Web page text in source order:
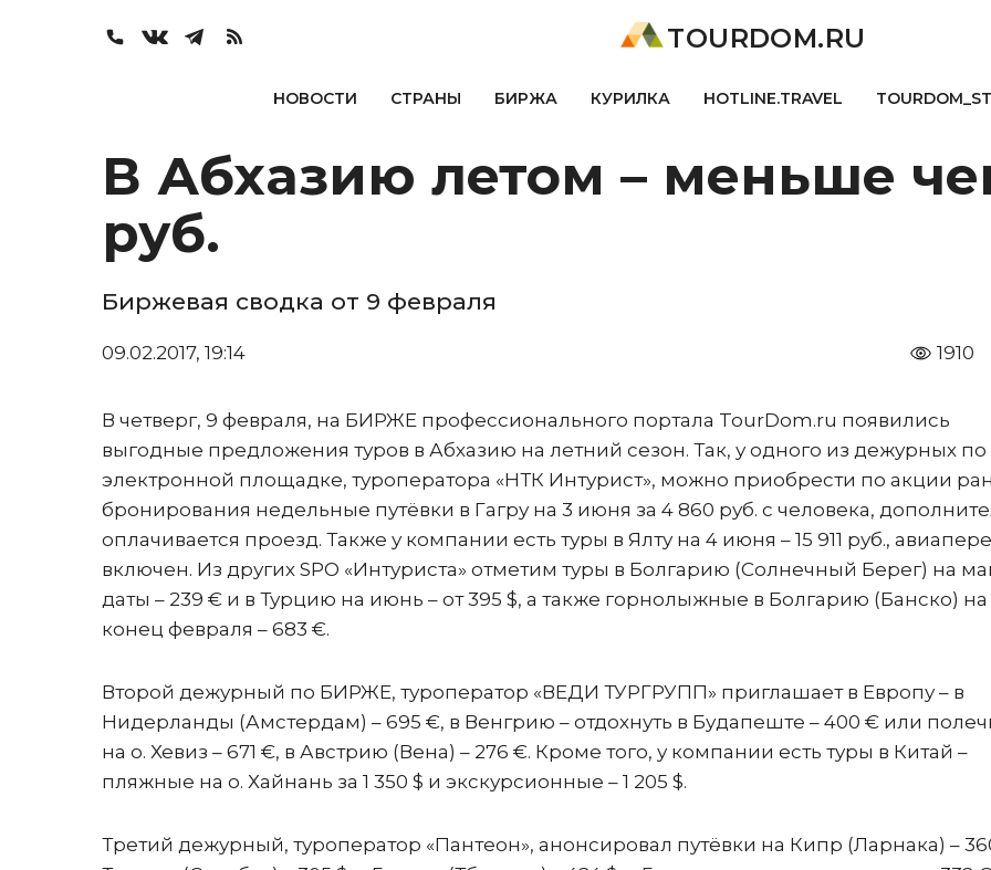
TOURDOM.RU
НОВОСТИ СТРАНЫ БИРЖА КУРИЛКА HOTLINE.TRAVEL
В Абхазию летом – меньше
руб.
Биржевая сводка от 9 февраля
09.02.2017, 19:14 1910
В четверг, 9 февраля, на БИРЖЕ профессионального портала TourDom.ru появились
выгодные предложения туров в Абхазию на летний сезон. Так, у одного из дежурных по
электронной площадке, туроператора «НТК Интурист», можно приобрести по акции
бронирования недельные путёвки в Гагру на 3 июня за 4 860 руб. с человека,
оплачивается проезд. Также у компании есть туры в Ялту на 4 июня – 15 911 руб.,
включен. Из других SPO «Интуриста» отметим туры в Болгарию (Солнечный Берег) на
даты – 239 € и в Турцию на июнь – от 395 $, а также горнолыжные в Болгарию (Банско) на
конец февраля – 683 €.
Второй дежурный по БИРЖЕ, туроператор «ВЕДИ ТУРГРУПП» приглашает в Европу – в
Нидерланды (Амстердам) – 695 €, в Венгрию – отдохнуть в Будапеште – 400 € или
на о. Хевиз – 671 €, в Австрию (Вена) – 276 €. Кроме того, у компании есть туры в Китай –
пляжные на о. Хайнань за 1 350 $ и экскурсионные – 1 205 $.
Третий дежурный, туроператор «Пантеон», анонсировал путёвки на Кипр (Ларнака) –